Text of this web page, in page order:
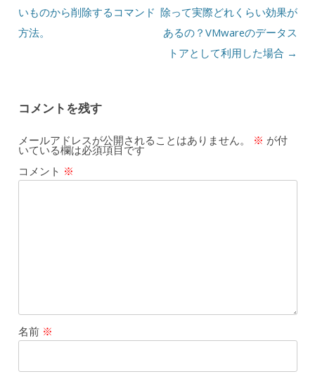
いものから削除するコマンド
方法。
除って実際どれくらい効果が
あるの？VMwareのデータス
トアとして利用した場合 →
コメントを残す
メールアドレスが公開されることはありません。 ※ が付
いている欄は必須項目です
コメント ※
名前 ※